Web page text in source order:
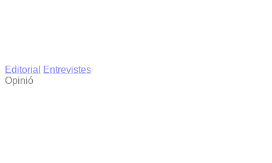
Editorial
Entrevistes
Opinió